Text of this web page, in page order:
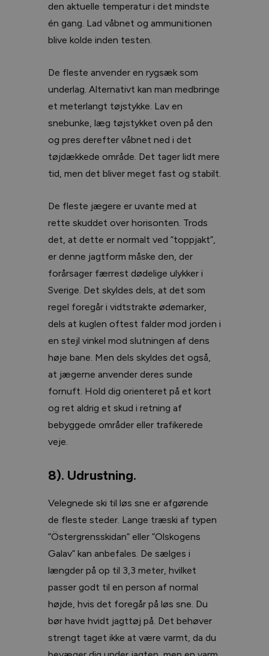
den aktuelle temperatur i det mindste
én gang. Lad våbnet og ammunitionen
blive kolde inden testen.
De fleste anvender en rygsæk som
underlag. Alternativt kan man medbringe
et meterlangt tøjstykke. Lav en
snebunke, læg tøjstykket oven på den
og pres derefter våbnet ned i det
tøjdækkede område. Det tager lidt mere
tid, men det bliver meget fast og stabilt.
De fleste jægere er uvante med at
rette skuddet over horisonten. Trods
det, at dette er normalt ved ”toppjakt”,
er denne jagtform måske den, der
forårsager færrest dødelige ulykker i
Sverige. Det skyldes dels, at det som
regel foregår i vidtstrakte ødemarker,
dels at kuglen oftest falder mod jorden i
en stejl vinkel mod slutningen af dens
høje bane. Men dels skyldes det også,
at jægerne anvender deres sunde
fornuft. Hold dig orienteret på et kort
og ret aldrig et skud i retning af
bebyggede områder eller trafikerede
veje.
8). Udrustning.
Velegnede ski til løs sne er afgørende
de fleste steder. Lange træski af typen
”Östergrensskidan” eller ”Olskogens
Galav” kan anbefales. De sælges i
længder på op til 3,3 meter, hvilket
passer godt til en person af normal
højde, hvis det foregår på løs sne. Du
bør have hvidt jagttøj på. Det behøver
strengt taget ikke at være varmt, da du